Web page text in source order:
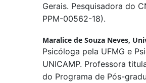
Gerais. Pesquisadora do
PPM-00562-18).
Maralice de Souza Neves,
Psicóloga pela UFMG e
UNICAMP. Professora
do Programa de Pós-